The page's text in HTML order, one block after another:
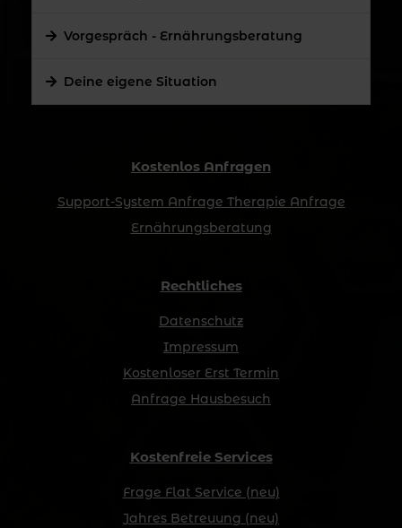
Kostenlose 30-minütige Ernährungsberatung vereinbare
dein kostenloses Erstgespräch, um gemeinsam mit mir den
ersten Schritt zu einer gesünderen Ernährung zu machen.
Vorgespräch - Ernährungsberatung
Deine eigene Situation
Kostenlos Anfragen
Support-System Anfrage Therapie Anfrage
Ernährungsberatung
Rechtliches
Datenschutz
Impressum
Kostenloser Erst Termin
Anfrage Hausbesuch
Kostenfreie Services
Frage Flat Service (neu)
Jahres Betreuung (neu)